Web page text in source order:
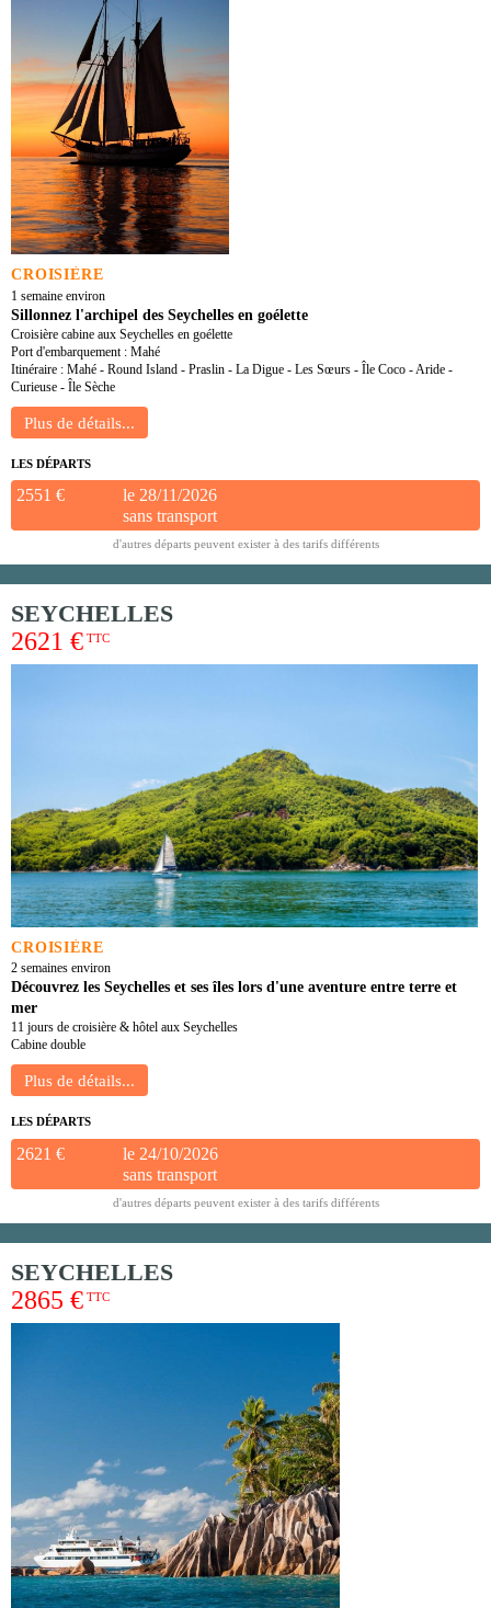
CROISIÈRE
1 semaine environ
Sillonnez l'archipel des Seychelles en goélette
Croisière cabine aux Seychelles en goélette
Port d'embarquement : Mahé
Itinéraire : Mahé - Round Island - Praslin - La Digue - Les Sœurs - Île Coco - Aride -
Curieuse - Île Sèche
LES DÉPARTS
2551 €
le 28/11/2026
sans transport
d'autres départs peuvent exister à des tarifs différents
SEYCHELLES
2621 € TTC
CROISIÈRE
2 semaines environ
Découvrez les Seychelles et ses îles lors d'une aventure entre terre et
mer
11 jours de croisière & hôtel aux Seychelles
Cabine double
LES DÉPARTS
2621 €
le 24/10/2026
sans transport
d'autres départs peuvent exister à des tarifs différents
SEYCHELLES
2865 € TTC